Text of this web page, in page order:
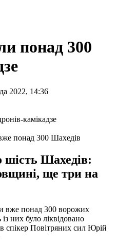
понад 300
2022, 14:36
понад 300 Шахедів
шість Шахедів:
ще три на
вже понад 300 ворожих
них було ліквідовано
спікер Повітряних сил Юрій